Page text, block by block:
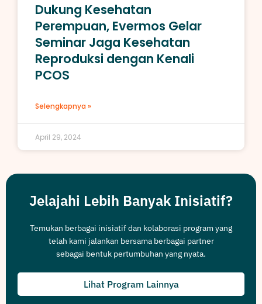
Dukung Kesehatan
Perempuan, Evermos Gelar
Seminar Jaga Kesehatan
Reproduksi dengan Kenali
PCOS
Selengkapnya »
April 29, 2024
Jelajahi Lebih Banyak Inisiatif?
Temukan berbagai inisiatif dan kolaborasi program yang
telah kami jalankan bersama berbagai partner
sebagai bentuk pertumbuhan yang nyata.
Lihat Program Lainnya